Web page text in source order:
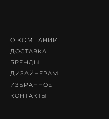
О КОМПАНИИ
ДОСТАВКА
БРЕНДЫ
ДИЗАЙНЕРАМ
ИЗБРАННОЕ
КОНТАКТЫ